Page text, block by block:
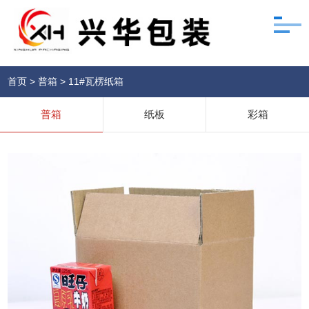
首页 >普箱 > 11#瓦楞纸箱
普箱 纸板 彩箱